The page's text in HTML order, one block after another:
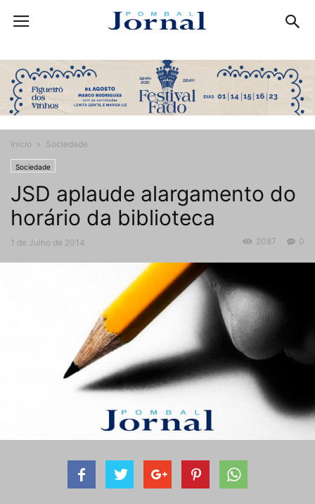
Início Sociedade
Sociedade
JSD aplaude alargamento do
horário da biblioteca
1 de Julho de 2014 0
2087